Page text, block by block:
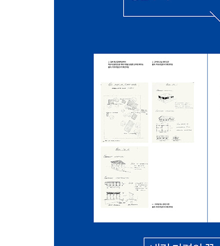
11. 잠실주공아파트단지 1975~1978
옥외수영장과 총안, 그리고 곤돌라 / 잠실주공아파
12. 다세대주택과 다가구주택 그리고 빌라와 맨션
노태우 정권의 주택 200만 호 건설계획 / 다세
다가구주택과의 차별화 빌라와 맨션 / 소필지의 새